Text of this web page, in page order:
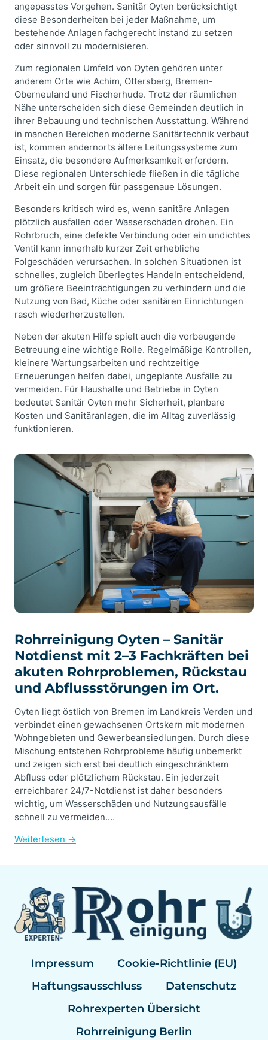
angepasstes Vorgehen. Sanitär Oyten berücksichtigt
diese Besonderheiten bei jeder Maßnahme, um
bestehende Anlagen fachgerecht instand zu setzen
oder sinnvoll zu modernisieren.
Zum regionalen Umfeld von Oyten gehören unter
anderem Orte wie Achim, Ottersberg, Bremen-
Oberneuland und Fischerhude. Trotz der räumlichen
Nähe unterscheiden sich diese Gemeinden deutlich in
ihrer Bebauung und technischen Ausstattung. Während
in manchen Bereichen moderne Sanitärtechnik verbaut
ist, kommen andernorts ältere Leitungssysteme zum
Einsatz, die besondere Aufmerksamkeit erfordern.
Diese regionalen Unterschiede fließen in die tägliche
Arbeit ein und sorgen für passgenaue Lösungen.
Besonders kritisch wird es, wenn sanitäre Anlagen
plötzlich ausfallen oder Wasserschäden drohen. Ein
Rohrbruch, eine defekte Verbindung oder ein undichtes
Ventil kann innerhalb kurzer Zeit erhebliche
Folgeschäden verursachen. In solchen Situationen ist
schnelles, zugleich überlegtes Handeln entscheidend,
um größere Beeinträchtigungen zu verhindern und die
Nutzung von Bad, Küche oder sanitären Einrichtungen
rasch wiederherzustellen.
Neben der akuten Hilfe spielt auch die vorbeugende
Betreuung eine wichtige Rolle. Regelmäßige Kontrollen,
kleinere Wartungsarbeiten und rechtzeitige
Erneuerungen helfen dabei, ungeplante Ausfälle zu
vermeiden. Für Haushalte und Betriebe in Oyten
bedeutet Sanitär Oyten mehr Sicherheit, planbare
Kosten und Sanitäranlagen, die im Alltag zuverlässig
funktionieren.
Rohrreinigung Oyten – Sanitär
Notdienst mit 2–3 Fachkräften bei
akuten Rohrproblemen, Rückstau
und Abflussstörungen im Ort.
Oyten liegt östlich von Bremen im Landkreis Verden und
verbindet einen gewachsenen Ortskern mit modernen
Wohngebieten und Gewerbeansiedlungen. Durch diese
Mischung entstehen Rohrprobleme häufig unbemerkt
und zeigen sich erst bei deutlich eingeschränktem
Abfluss oder plötzlichem Rückstau. Ein jederzeit
erreichbarer 24/7-Notdienst ist daher besonders
wichtig, um Wasserschäden und Nutzungsausfälle
schnell zu vermeiden.…
Weiterlesen →
Impressum
Cookie-Richtlinie (EU)
Haftungsausschluss
Datenschutz
Rohrexperten Übersicht
Rohrreinigung Berlin